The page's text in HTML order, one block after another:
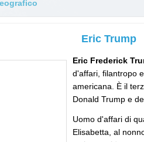
Eric Trump
Eric Frederick
d'affari, filantropo
americana. È il
Donald Trump e
Uomo d'affari di
Elisabetta, al